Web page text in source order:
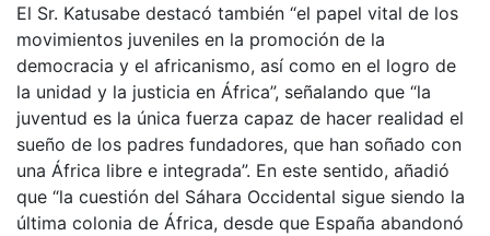
El Sr. Katusabe destacó también “el papel vital de los
movimientos juveniles en la promoción de la
democracia y el africanismo, así como en el logro de
la unidad y la justicia en África”, señalando que “la
juventud es la única fuerza capaz de hacer realidad el
sueño de los padres fundadores, que han soñado con
una África libre e integrada”. En este sentido, añadió
que “la cuestión del Sáhara Occidental sigue siendo la
última colonia de África, desde que España abandonó